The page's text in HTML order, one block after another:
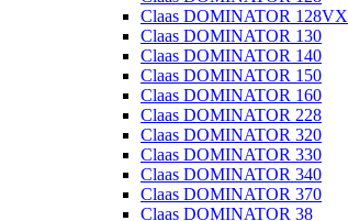
Claas DOMINATOR 128VX
Claas DOMINATOR 130
Claas DOMINATOR 140
Claas DOMINATOR 150
Claas DOMINATOR 160
Claas DOMINATOR 228
Claas DOMINATOR 320
Claas DOMINATOR 330
Claas DOMINATOR 340
Claas DOMINATOR 370
Claas DOMINATOR 38